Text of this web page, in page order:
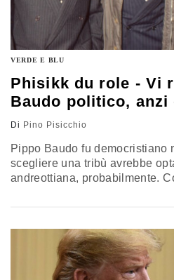
VERDE E BLU
Phisikk du role - Vi
Baudo politico,
Di Pino Pisicchio
Pippo Baudo fu democristiano
scegliere una tribù avrebbe
andreottiana, probabilmente.
democristiana. La rubrica di